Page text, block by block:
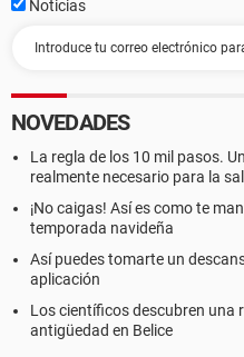
Noticias
NOVEDADES
La regla de los 10 mil pasos.
realmente necesario para la
¡No caigas! Así es como te
temporada navideña
Así puedes tomarte un
aplicación
Los científicos descubren una
antigüedad en Belice